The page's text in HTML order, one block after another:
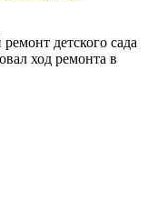
детского сада
ход ремонта в